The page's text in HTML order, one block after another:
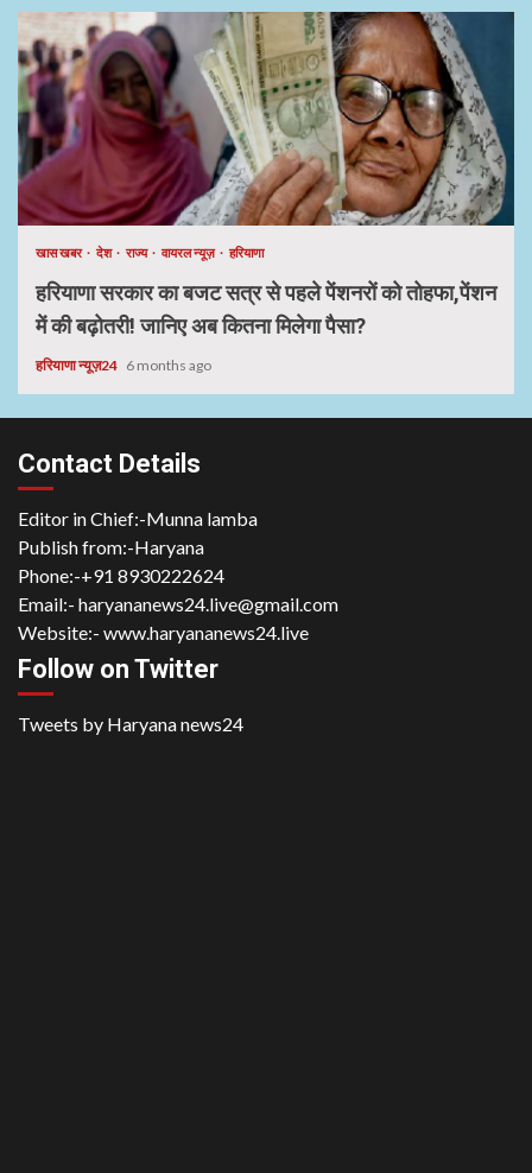
खास खबर देश राज्य वायरल न्यूज़ हरियाणा
हरियाणा सरकार का बजट सत्र से पहले पेंशनरों को तोहफा,पेंशन
में की बढ़ोतरी! जानिए अब कितना मिलेगा पैसा?
हरियाणा न्यूज़24 6 months ago
Contact Details
Editor in Chief:-Munna lamba
Publish from:-Haryana
Phone:-+91 8930222624
Email:- haryananews24.live@gmail.com
Website:- www.haryananews24.live
Follow on Twitter
Tweets by Haryana news24